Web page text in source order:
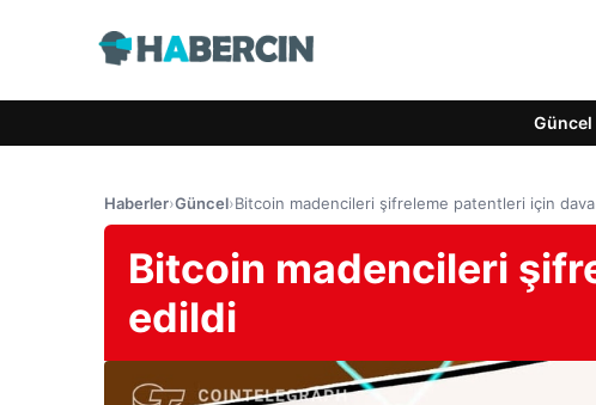
Güncel
Haberler›Güncel›Bitcoin madencileri şifreleme patentleri için
Bitcoin madencileri
edildi